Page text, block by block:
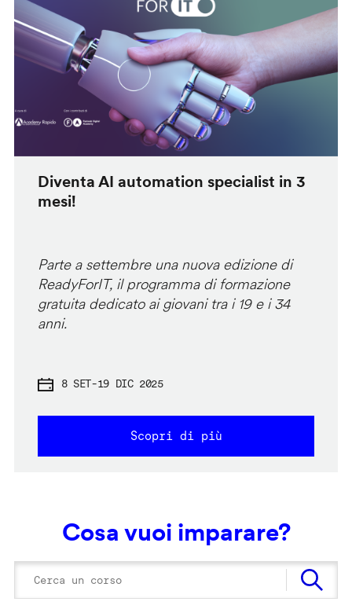
Diventa AI automation specialist in 3
mesi!
Parte a settembre una nuova edizione di
ReadyForIT, il programma di formazione
gratuita dedicato ai giovani tra i 19 e i 34
anni.
8 SET-19 DIC 2025
Scopri di più
Cosa vuoi imparare?